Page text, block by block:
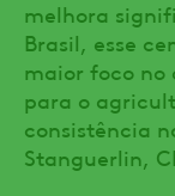
melhora
Brasil, esse
maior foco
para o
consistência
Stanguerlin,